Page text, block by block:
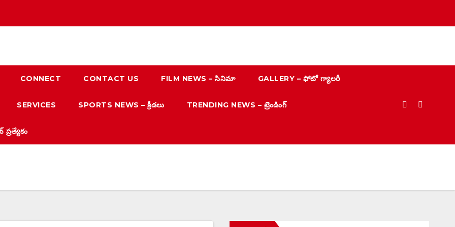
CONNECT CONTACT US FILM NEWS – సినిమా GALLERY – ఫోటో గ్యాలరీ
SERVICES SPORTS NEWS – క్రీడలు TRENDING NEWS – ట్రెండింగ్